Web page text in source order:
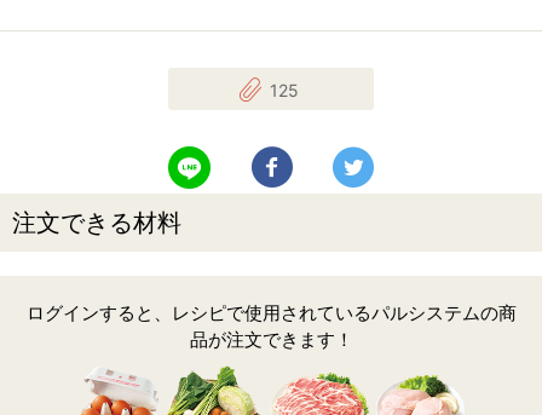
125
LINEで送る Facebookでシェアする
注文できる材料
ログインすると、レシピで使用されているパルシステムの商
品が注文できます！